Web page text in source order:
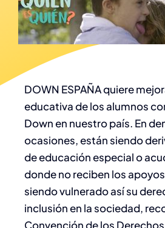
DOWN ESPAÑA quiere
educativa de los alumnos
Down en nuestro país. En
ocasiones, están siendo
de educación especial o
donde no reciben los
siendo vulnerado así su
inclusión en la sociedad,
Convención de los